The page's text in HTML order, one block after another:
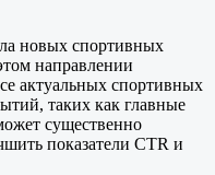
новых спортивных
направлении
актуальных спортивных
таких как главные
существенно
показатели CTR и